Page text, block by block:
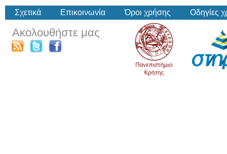
Σχετικά Επικοινωνία Όροι χρήσης Οδηγίες
Ακολουθήστε μας